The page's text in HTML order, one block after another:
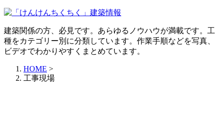
建築関係の方、必見です。あらゆるノウハウが満載です。工
種をカテゴリー別に分類しています。作業手順などを写真、
ビデオでわかりやすくまとめています。
HOME >
工事現場